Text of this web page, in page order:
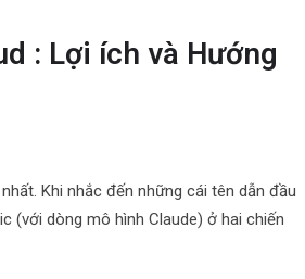
: Lợi ích và Hướng
Khi nhắc đến những cái tên dẫn đầu
(với dòng mô hình Claude) ở hai chiến